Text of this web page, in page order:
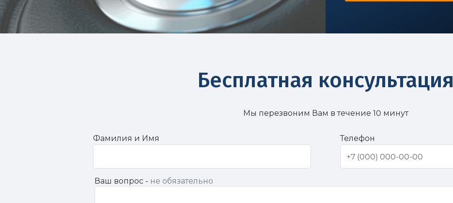
Бесплатная консультация
Мы перезвоним Вам в течение 10 минут
Фамилия и Имя Телефон
Ваш вопрос - не обязательно